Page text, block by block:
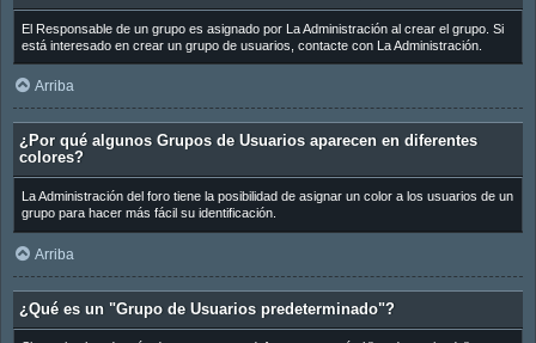
El Responsable de un grupo es asignado por La Administración al crear el grupo. Si
está interesado en crear un grupo de usuarios, contacte con La Administración.
Arriba
¿Por qué algunos Grupos de Usuarios aparecen en diferentes
colores?
La Administración del foro tiene la posibilidad de asignar un color a los usuarios de un
grupo para hacer más fácil su identificación.
Arriba
¿Qué es un "Grupo de Usuarios predeterminado"?